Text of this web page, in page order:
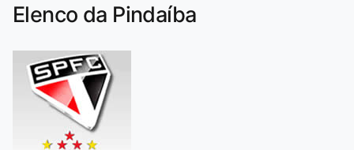
Elenco da Pindaíba